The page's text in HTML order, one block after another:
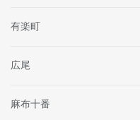
有楽町
広尾
麻布十番